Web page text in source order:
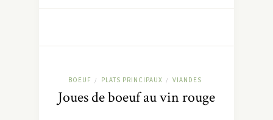
BOEUF / PLATS PRINCIPAUX / VIANDES
Joues de boeuf au vin rouge